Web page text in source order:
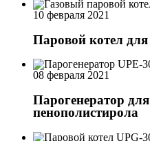
10 февраля 2021
Паровой котел
08 февраля 2021
Парогенератор
пенополистирола